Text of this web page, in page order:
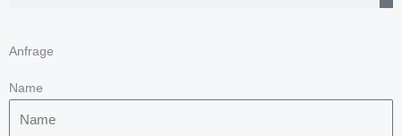
Anfrage
Name